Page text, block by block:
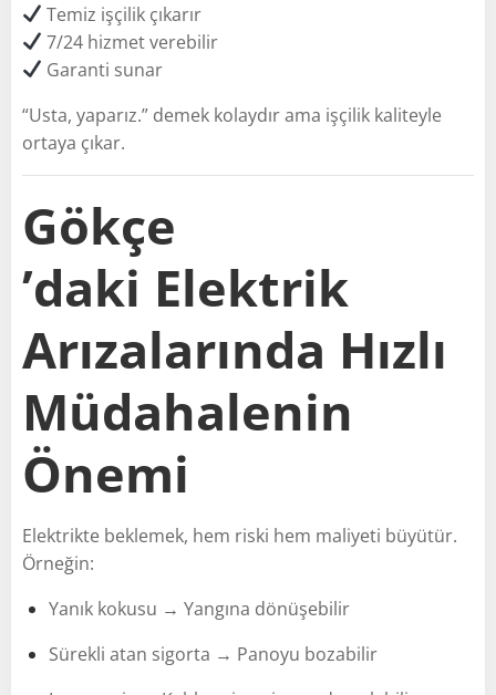
Temiz işçilik çıkarır
7/24 hizmet verebilir
Garanti sunar
“Usta, yaparız.” demek kolaydır ama işçilik kaliteyle
ortaya çıkar.
Gökçe
’daki Elektrik
Arızalarında Hızlı
Müdahalenin
Önemi
Elektrikte beklemek, hem riski hem maliyeti büyütür.
Örneğin:
Yanık kokusu → Yangına dönüşebilir
Sürekli atan sigorta → Panoyu bozabilir